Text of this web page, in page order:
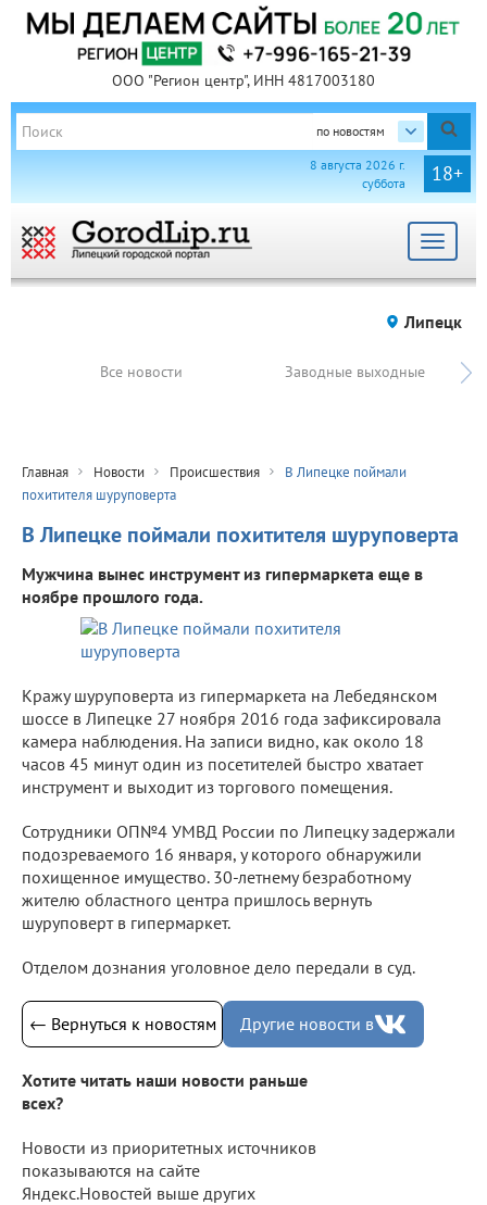
ООО "Регион центр", ИНН 4817003180
по новостям
18+
8 августа 2026 г.
суббота
Toggle
Липецк
Все новости Заводные выходные
Главная Новости Происшествия
В Липецке поймали
похитителя шуруповерта
В Липецке поймали похитителя шуруповерта
Мужчина вынес инструмент из гипермаркета еще в
ноябре прошлого года.
Кражу шуруповерта из гипермаркета на Лебедянском
шоссе в Липецке 27 ноября 2016 года зафиксировала
камера наблюдения. На записи видно, как около 18
часов 45 минут один из посетителей быстро хватает
инструмент и выходит из торгового помещения.
Сотрудники ОП№4 УМВД России по Липецку задержали
подозреваемого 16 января, у которого обнаружили
похищенное имущество. 30-летнему безработному
жителю областного центра пришлось вернуть
шуруповерт в гипермаркет.
Отделом дознания уголовное дело передали в суд.
← Вернуться к новостям Другие новости в
Хотите читать наши новости раньше
всех?
Новости из приоритетных источников
показываются на сайте
Яндекс.Новостей выше других